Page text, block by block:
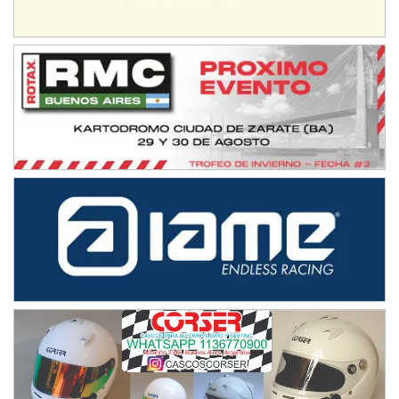
IAME SERIES ARGENTINA 6
Ramiro Tot (Asfalto)
Baradero (Buenos Aires)
KDO - F6
Ciudad de Trenque Lauquen (Asfalto)
Trenque Lauquen (Buenos Aires)
ENTRERRIANO - F6 (POSTERGADA)
Villaguay (Entre Ríos)
VICTORIENSE - F7
El Cerro (Tierra)
Victoria (Entre Ríos)
PATAGONICO - F6
Moto Club Reginense (Tierra)
Gral. E. Godoy (Río Negro)
CSK - F7
Juventud Unida (Tierra)